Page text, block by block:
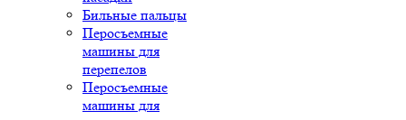
Бильные пальцы
Перосъемные
машины для
перепелов
Перосъемные
машины для